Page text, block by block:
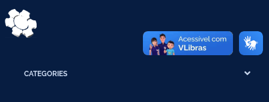
CATEGORIES